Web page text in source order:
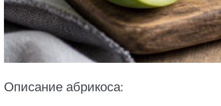
Описание абрикоса: